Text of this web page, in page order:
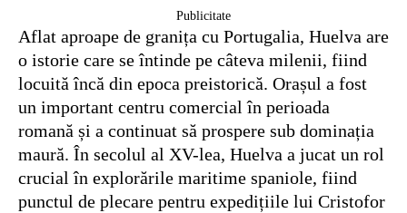
Publicitate
Aflat aproape de granița cu Portugalia, Huelva are
o istorie care se întinde pe câteva milenii, fiind
locuită încă din epoca preistorică. Orașul a fost
un important centru comercial în perioada
romană și a continuat să prospere sub dominația
maură. În secolul al XV-lea, Huelva a jucat un rol
crucial în explorările maritime spaniole, fiind
punctul de plecare pentru expedițiile lui Cristofor